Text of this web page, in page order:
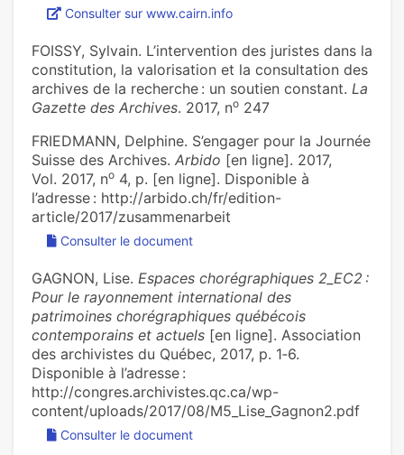
Consulter sur www.cairn.info
FOISSY, Sylvain. L’inter­ven­tion des juris­tes dans la
cons­ti­tu­tion, la valo­ri­sa­tion et la consul­ta­tion des
archi­ves de la recher­che : un sou­tien cons­tant. La
Gazette des Archives. 2017, no 247
FRIEDMANN, Delphine. S’engager pour la Journée
Suisse des Archives. Arbido [en ligne]. 2017,
Vol. 2017, no 4, p. [en ligne]. Disponible à
l’adresse : http://arbido.ch/fr/edition-
article/2017/zusammenarbeit
Consulter le document
GAGNON, Lise. Espaces chorégraphiques 2_EC2 :
Pour le rayonnement international des
patrimoines chorégraphiques québécois
contemporains et actuels [en ligne]. Association
des archivistes du Québec, 2017, p. 1‑6.
Disponible à l’adresse :
http://congres.archivistes.qc.ca/wp-
content/uploads/2017/08/M5_Lise_Gagnon2.pdf
Consulter le document